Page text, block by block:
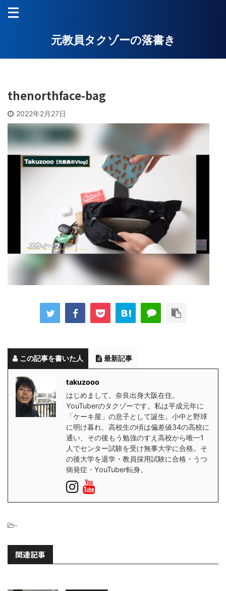
元教員タクゾーの落書き
thenorthface-bag
2022年2月27日
この記事を書いた人 最新記事
takuzooo
はじめまして。奈良出身大阪在住。
YouTuberのタクゾーです。私は平成元年に
「ケーキ屋」の息子として誕生。小中と野球
に明け暮れ、高校生の頃は偏差値34の高校に
通い、その後もう勉強のすえ高校から唯一1
人でセンター試験を受け無事大学に合格。そ
の後大学を退学・教員採用試験に合格・うつ
病発症・YouTuber転身。
-
関連記事